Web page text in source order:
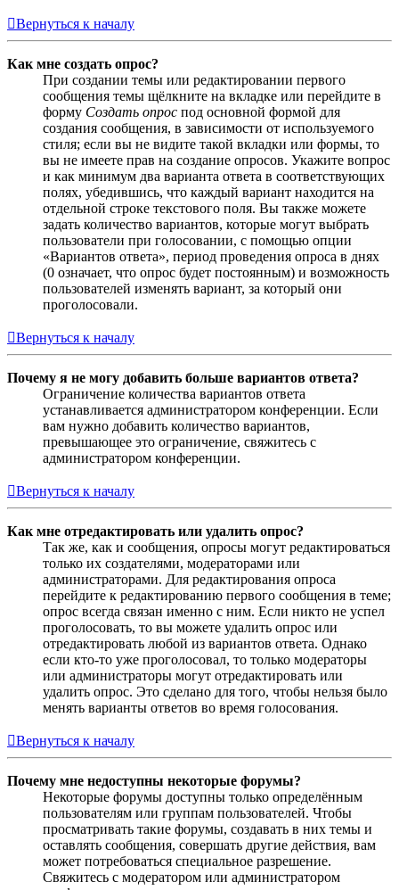
Вернуться к началу
Как мне создать опрос?
При создании темы или редактировании первого
сообщения темы щёлкните на вкладке или перейдите в
форму Создать опрос под основной формой для
создания сообщения, в зависимости от используемого
стиля; если вы не видите такой вкладки или формы, то
вы не имеете прав на создание опросов. Укажите вопрос
и как минимум два варианта ответа в соответствующих
полях, убедившись, что каждый вариант находится на
отдельной строке текстового поля. Вы также можете
задать количество вариантов, которые могут выбрать
пользователи при голосовании, с помощью опции
«Вариантов ответа», период проведения опроса в днях
(0 означает, что опрос будет постоянным) и возможность
пользователей изменять вариант, за который они
проголосовали.
Вернуться к началу
Почему я не могу добавить больше вариантов ответа?
Ограничение количества вариантов ответа
устанавливается администратором конференции. Если
вам нужно добавить количество вариантов,
превышающее это ограничение, свяжитесь с
администратором конференции.
Вернуться к началу
Как мне отредактировать или удалить опрос?
Так же, как и сообщения, опросы могут редактироваться
только их создателями, модераторами или
администраторами. Для редактирования опроса
перейдите к редактированию первого сообщения в теме;
опрос всегда связан именно с ним. Если никто не успел
проголосовать, то вы можете удалить опрос или
отредактировать любой из вариантов ответа. Однако
если кто-то уже проголосовал, то только модераторы
или администраторы могут отредактировать или
удалить опрос. Это сделано для того, чтобы нельзя было
менять варианты ответов во время голосования.
Вернуться к началу
Почему мне недоступны некоторые форумы?
Некоторые форумы доступны только определённым
пользователям или группам пользователей. Чтобы
просматривать такие форумы, создавать в них темы и
оставлять сообщения, совершать другие действия, вам
может потребоваться специальное разрешение.
Свяжитесь с модератором или администратором